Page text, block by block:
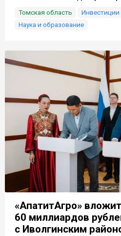
Томская область
Инвестиции
Наука и образование
«АпатитАгро»
60 миллиардов
с Иволгинским